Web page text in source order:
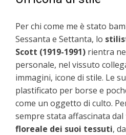
Per chi come me è stato
Sessanta e Settanta, lo
Scott (1919-1991) rientra
personale, nel vissuto
immagini, icone di stile. Le
plastificato per borse e
come un oggetto di culto.
sempre stata affascinata dal
floreale dei suoi tessuti,